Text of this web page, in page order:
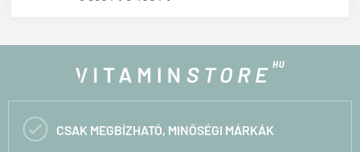
 CSAK MEGBÍZHATÓ, MINŐSÉGI MÁRKÁK